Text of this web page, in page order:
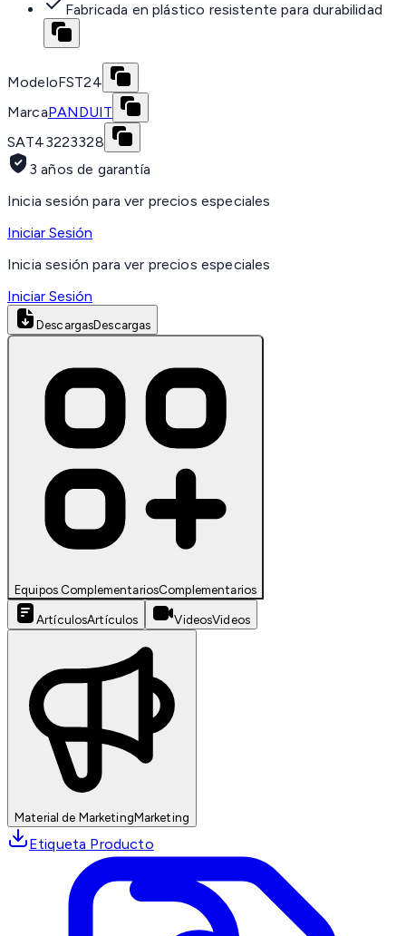
Fabricada en plástico resistente para durabilidad
ModeloFST24
MarcaPANDUIT
SAT43223328
3 años de garantía
Inicia sesión para ver precios especiales
Iniciar Sesión
Inicia sesión para ver precios especiales
Iniciar Sesión
DescargasDescargas
Equipos ComplementariosComplementarios
ArtículosArtículos VideosVideos
Material de MarketingMarketing
Etiqueta Producto